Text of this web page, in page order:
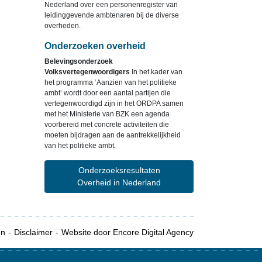
Nederland over een personenregister van
leidinggevende ambtenaren bij de diverse
overheden.
Onderzoeken overheid
Belevingsonderzoek
Volksvertegenwoordigers In het kader van
het programma ‘Aanzien van het politieke
ambt’ wordt door een aantal partijen die
vertegenwoordigd zijn in het ORDPA samen
met het Ministerie van BZK een agenda
voorbereid met concrete activiteiten die
moeten bijdragen aan de aantrekkelijkheid
van het politieke ambt.
Onderzoeksresultaten
Overheid in Nederland
Disclaimer Website door Encore Digital Agency